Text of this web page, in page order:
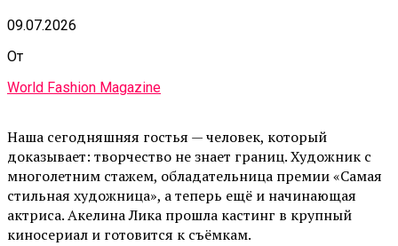
09.07.2026
От
World Fashion Magazine
Наша сегодняшняя гостья — человек, который
доказывает: творчество не знает границ. Художник с
многолетним стажем, обладательница премии «Самая
стильная художница», а теперь ещё и начинающая
актриса. Акелина Лика прошла кастинг в крупный
киносериал и готовится к съёмкам.